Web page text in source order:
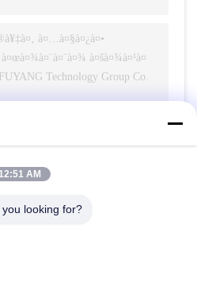
AM
looking for?